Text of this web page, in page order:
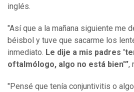
inglés.
"Así que a la mañana siguiente me
béisbol y tuve que sacarme los
inmediato. Le dije a mis padres
oftalmólogo, algo no está bien'”,
"Pensé que tenía conjuntivitis o